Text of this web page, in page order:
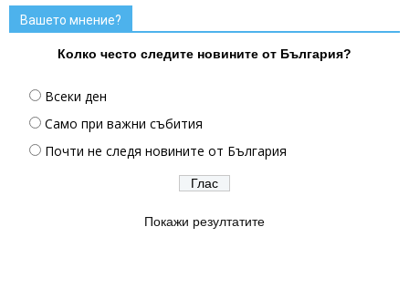
Вашето мнение?
Колко често следите новините от България?
Всеки ден
Само при важни събития
Почти не следя новините от България
Покажи резултатите